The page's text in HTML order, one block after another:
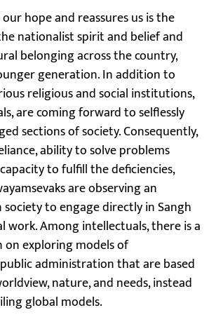
hope and reassures us is the
nationalist spirit and belief and
belonging across the country,
generation. In addition to
religious and social institutions,
are coming forward to selflessly
sections of society. Consequently,
ability to solve problems
to fulfill the deficiencies,
are observing an
society to engage directly in Sangh
work. Among intellectuals, there is a
exploring models of
administration that are based
nature, and needs, instead
global models.